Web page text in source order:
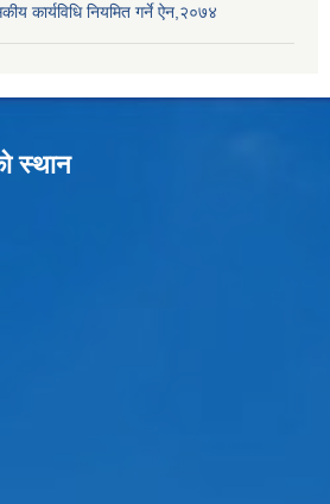
कार्यविधि नियमित गर्ने ऐन,२०७४
स्थान